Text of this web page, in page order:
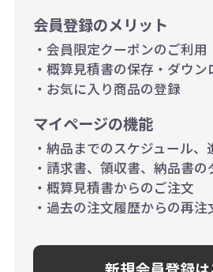
1,000個以上：28
り）
会員登録のメリット
・会員限定クーポンのご利用
・概算見積書の保存・ダウン
・お気に入り商品の登録
マイページの機能
・納品までのスケジュール
・請求書、領収書、納品書の
・概算見積書からのご注文
・過去の注文履歴からの再注